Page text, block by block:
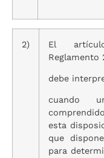
2)
El
Reglamento
debe
cuando
esta
que
para